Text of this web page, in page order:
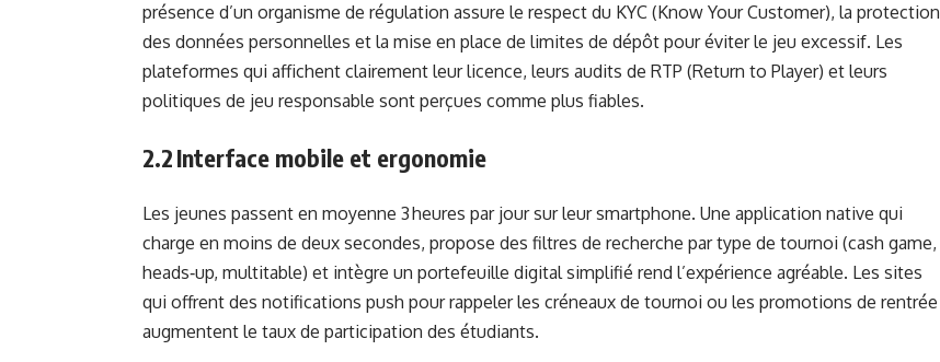
présence d’un organisme de régulation assure le respect du KYC (Know Your Customer), la protection
des données personnelles et la mise en place de limites de dépôt pour éviter le jeu excessif. Les
plateformes qui affichent clairement leur licence, leurs audits de RTP (Return to Player) et leurs
politiques de jeu responsable sont perçues comme plus fiables.
2.2 Interface mobile et ergonomie
Les jeunes passent en moyenne 3 heures par jour sur leur smartphone. Une application native qui
charge en moins de deux secondes, propose des filtres de recherche par type de tournoi (cash game,
heads‑up, multitable) et intègre un portefeuille digital simplifié rend l’expérience agréable. Les sites
qui offrent des notifications push pour rappeler les créneaux de tournoi ou les promotions de rentrée
augmentent le taux de participation des étudiants.